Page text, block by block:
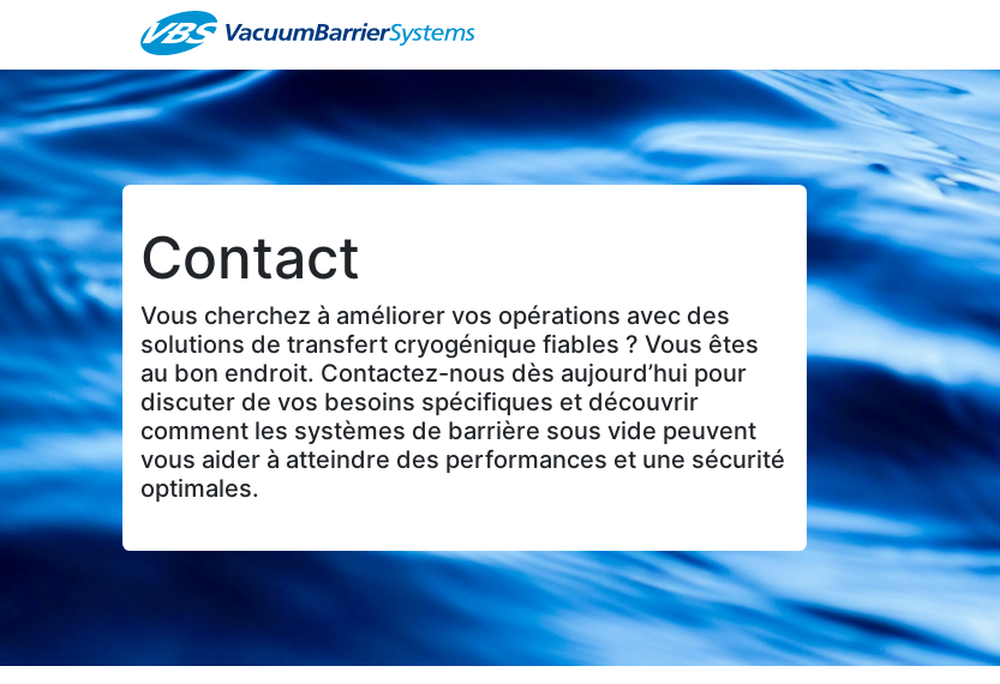
Contact
Vous cherchez à améliorer vos opérations avec des
solutions de transfert cryogénique fiables ? Vous êtes
au bon endroit. Contactez-nous dès aujourd’hui pour
discuter de vos besoins spécifiques et découvrir
comment les systèmes de barrière sous vide peuvent
vous aider à atteindre des performances et une sécurité
optimales.